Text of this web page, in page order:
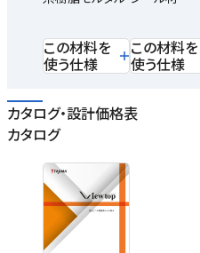
この材料を
使う仕様
この材料を
使う仕様
カタログ・設計価格表
カタログ